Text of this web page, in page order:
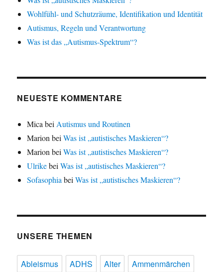
Wohlfühl- und Schutzräume, Identifikation und Identität
Autismus, Regeln und Verantwortung
Was ist das „Autismus-Spektrum“?
NEUESTE KOMMENTARE
MicabeiAutismus und Routinen
MarionbeiWas ist „autistisches Maskieren“?
MarionbeiWas ist „autistisches Maskieren“?
UlrikebeiWas ist „autistisches Maskieren“?
SofasophiabeiWas ist „autistisches Maskieren“?
UNSERE THEMEN
Ableismus ADHS Alter
Ammenmärchen